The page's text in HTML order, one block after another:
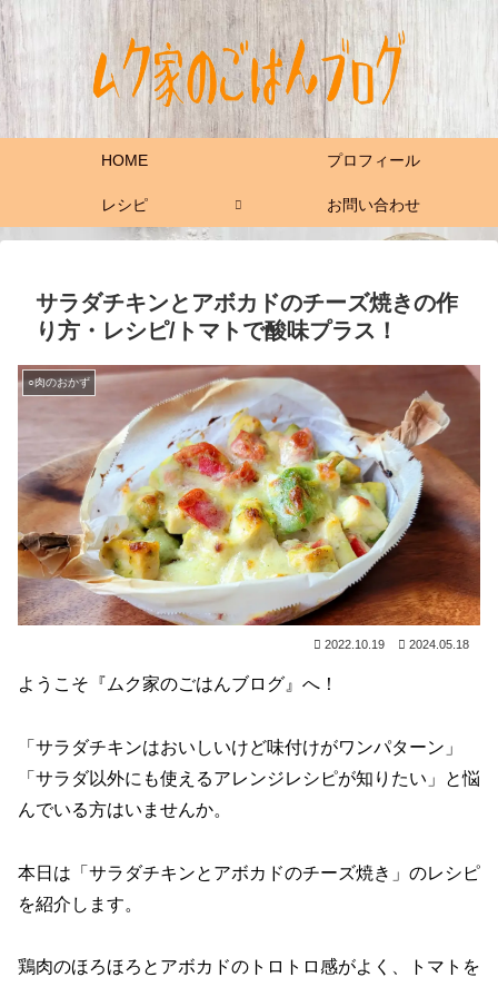
HOME プロフィール
レシピ お問い合わせ
サラダチキンとアボカドのチーズ焼きの作
り方・レシピ/トマトで酸味プラス！
○肉のおかず
2022.10.19 2024.05.18
ようこそ『ムク家のごはんブログ』へ！
「サラダチキンはおいしいけど味付けがワンパターン」
「サラダ以外にも使えるアレンジレシピが知りたい」と悩
んでいる方はいませんか。
本日は「サラダチキンとアボカドのチーズ焼き」のレシピ
を紹介します。
鶏肉のほろほろとアボカドのトロトロ感がよく、トマトを